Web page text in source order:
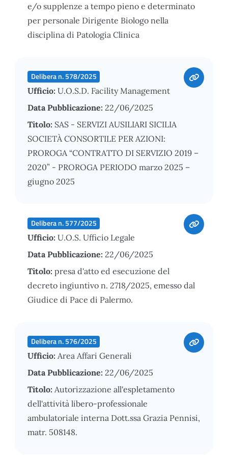
e/o supplenze a tempo pieno e determinato
per personale Dirigente Biologo nella
disciplina di Patologia Clinica
Delibera n. 578/2025
Ufficio: U.O.S.D. Facility Management
Data Pubblicazione: 22/06/2025
Titolo: SAS - SERVIZI AUSILIARI SICILIA
SOCIETÀ CONSORTILE PER AZIONI:
PROROGA “CONTRATTO DI SERVIZIO 2019 –
2020” - PROROGA PERIODO marzo 2025 –
giugno 2025
Delibera n. 577/2025
Ufficio: U.O.S. Ufficio Legale
Data Pubblicazione: 22/06/2025
Titolo: presa d'atto ed esecuzione del
decreto ingiuntivo n. 2718/2025, emesso dal
Giudice di Pace di Palermo.
Delibera n. 576/2025
Ufficio: Area Affari Generali
Data Pubblicazione: 22/06/2025
Titolo: Autorizzazione all'espletamento
dell'attività libero-professionale
ambulatoriale interna Dott.ssa Grazia Pennisi,
matr. 508148.